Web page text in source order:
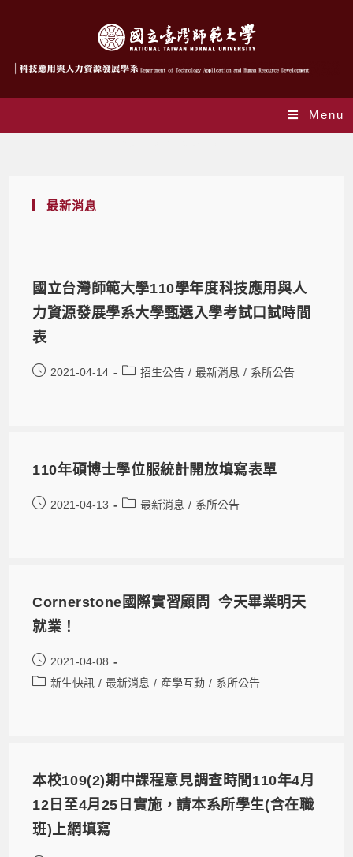
Menu
最新消息
國立台灣師範大學110學年度科技應用與人
力資源發展學系大學甄選入學考試口試時間
表
2021-04-14 招生公告 / 最新消息 / 系所公告
110年碩博士學位服統計開放填寫表單
2021-04-13 最新消息 / 系所公告
Cornerstone國際實習顧問_今天畢業明天
就業！
2021-04-08
新生快訊 / 最新消息 / 產學互動 / 系所公告
本校109(2)期中課程意見調查時間110年4月
12日至4月25日實施，請本系所學生(含在職
班)上網填寫